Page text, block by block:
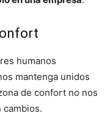
humanos
mantenga unidos
de confort no nos